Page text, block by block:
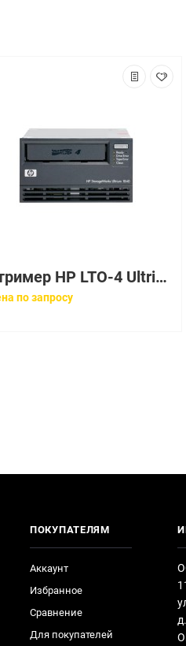
Стример HP LTO-4 Ultrium 1840 Internal Tape Drive [EH860B]
по запросу
ПОКУПАТЕЛЯМ
Аккаунт
Избранное
Сравнение
Для покупателей